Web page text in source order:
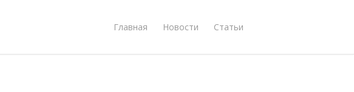
Главная Новости Статьи